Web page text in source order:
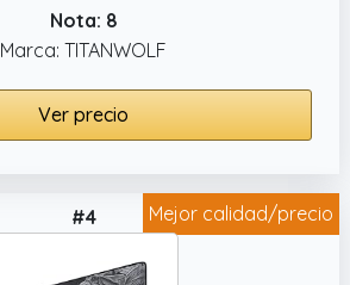
Nota: 8
Marca: TITANWOLF
Ver precio
Mejor calidad/precio
#4